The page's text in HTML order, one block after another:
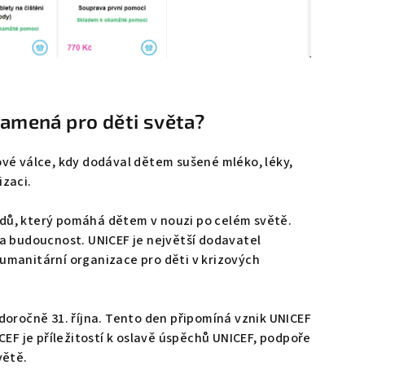
pro děti světa?
válce, kdy dodával dětem sušené mléko, léky,
který pomáhá dětem v nouzi po celém světě.
budoucnost. UNICEF je největší dodavatel
organizace pro děti v krizových
31. října. Tento den připomíná vznik UNICEF
je příležitostí k oslavě úspěchů UNICEF, podpoře